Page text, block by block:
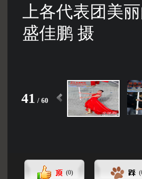
上各代表团美
盛佳鹏 摄
41 / 60
(0) (